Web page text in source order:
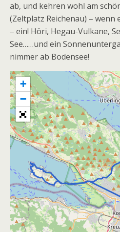
ab, und kehren wohl am
(Zeltplatz Reichenau) – wenn
– ein! Höri, Hegau-Vulkane,
See……und ein
nimmer ab Bodensee!
+
−